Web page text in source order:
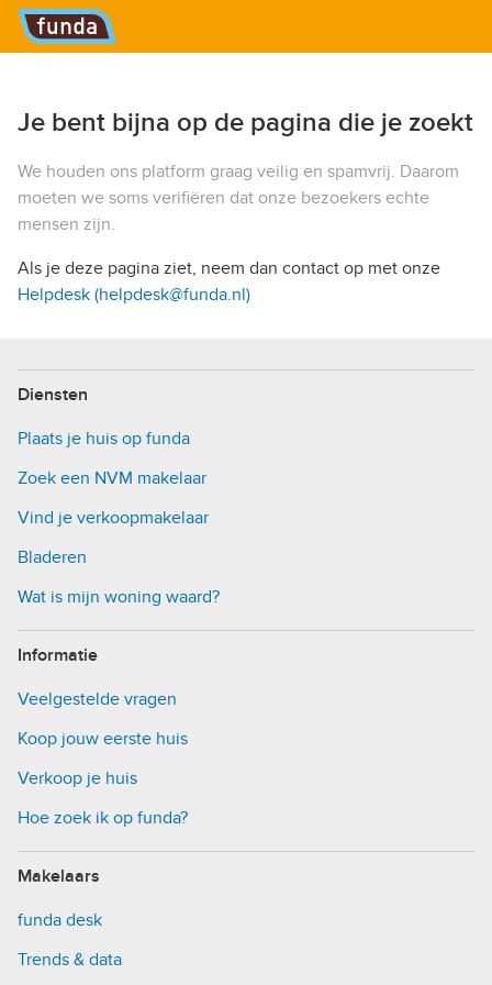
Hoofdmenu
Je bent bijna op de pagina die je zoekt
We houden ons platform graag veilig en spamvrij. Daarom
moeten we soms verifiëren dat onze bezoekers echte
mensen zijn.
Als je deze pagina ziet, neem dan contact op met onze
Helpdesk (helpdesk@funda.nl)
Diensten
Plaats je huis op funda
Zoek een NVM makelaar
Vind je verkoopmakelaar
Bladeren
Wat is mijn woning waard?
Informatie
Veelgestelde vragen
Koop jouw eerste huis
Verkoop je huis
Hoe zoek ik op funda?
Makelaars
funda desk
Trends & data